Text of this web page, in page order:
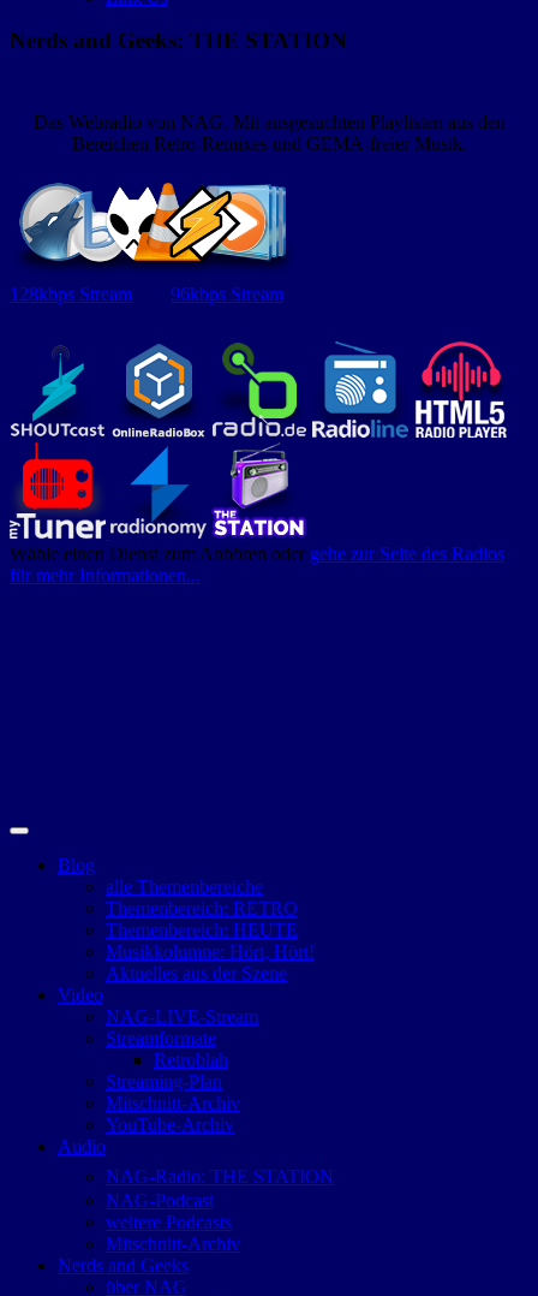
Nerds and Geeks: THE STATION
Das Webradio von NAG. Mit ausgesuchten Playlisten aus den
Bereichen Retro-Remixes und GEMA-freier Musik.
128kbps Stream 96kbps Stream
Wähle einen Dienst zum Anhören oder gehe zur Seite des Radios
für mehr Informationen...
Blog
alle Themenbereiche
Themenbereich: RETRO
Themenbereich: HEUTE
Musikkolumne: Hört, Hört!
Aktuelles aus der Szene
Video
NAG-LIVE-Stream
Streamformate
Retroblah
Streaming-Plan
Mitschnitt-Archiv
YouTube-Archiv
Audio
NAG-Radio: THE STATION
NAG-Podcast
weitere Podcasts
Mitschnitt-Archiv
Nerds and Geeks
über NAG